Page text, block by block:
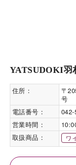
YATSUDOKI羽
住所：
〒
号
電話番号：
042-
営業時間：
取扱商品：
ワ